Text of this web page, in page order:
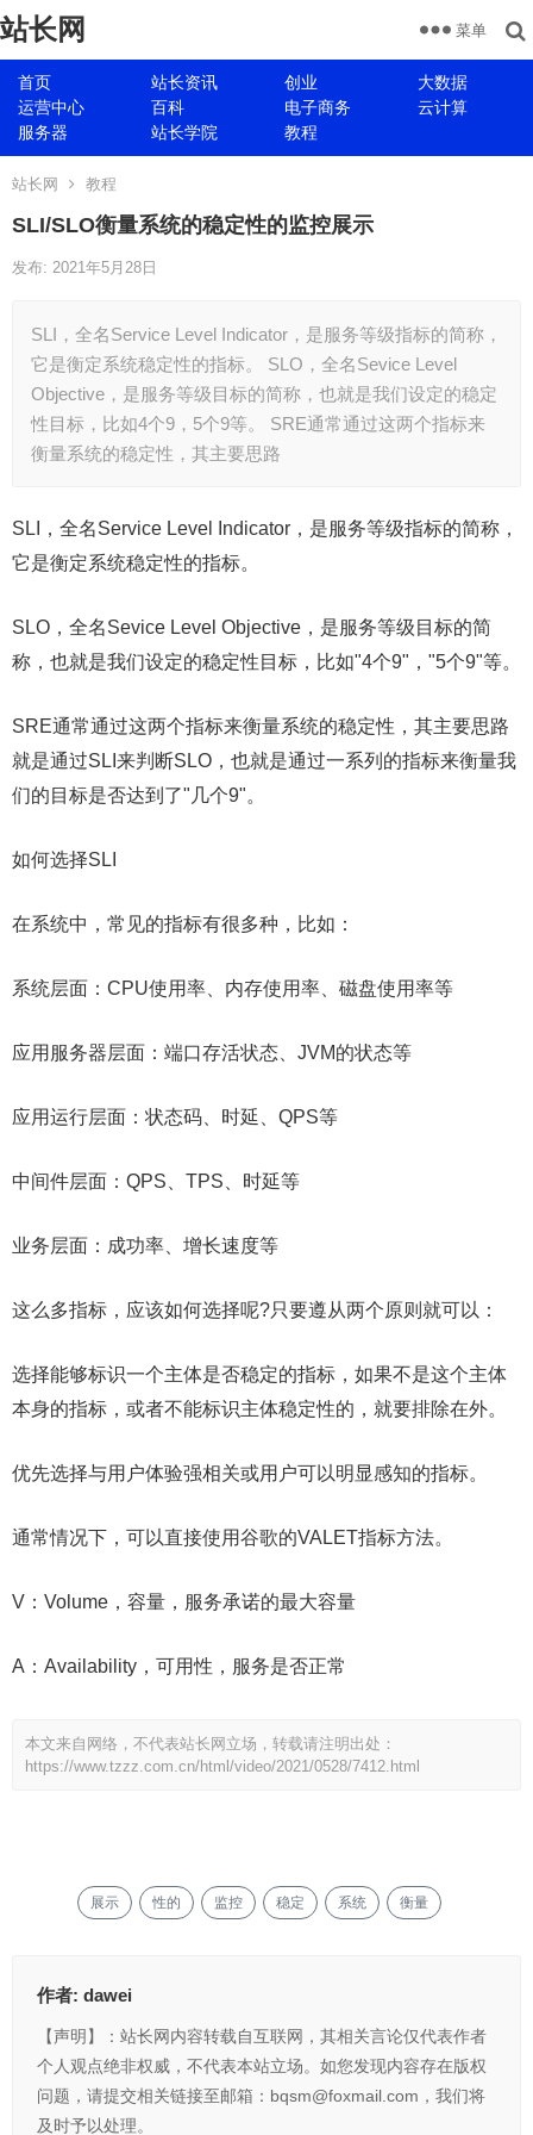
站长网
首页 站长资讯 创业
大数据
运营中心
百科 电子商务
云计算
服务器
站长学院 教程
菜单
站长网 教程
SLI/SLO衡量系统的稳定性的监控展示
发布: 2021年5月28日
SLI，全名Service Level Indicator，是服务等级指标的简称，
它是衡定系统稳定性的指标。 SLO，全名Sevice Level
Objective，是服务等级目标的简称，也就是我们设定的稳定
性目标，比如4个9，5个9等。 SRE通常通过这两个指标来
衡量系统的稳定性，其主要思路
SLI，全名Service Level Indicator，是服务等级指标的简称，
它是衡定系统稳定性的指标。
SLO，全名Sevice Level Objective，是服务等级目标的简
称，也就是我们设定的稳定性目标，比如"4个9"，"5个9"等。
SRE通常通过这两个指标来衡量系统的稳定性，其主要思路
就是通过SLI来判断SLO，也就是通过一系列的指标来衡量我
们的目标是否达到了"几个9"。
如何选择SLI
在系统中，常见的指标有很多种，比如：
系统层面：CPU使用率、内存使用率、磁盘使用率等
应用服务器层面：端口存活状态、JVM的状态等
应用运行层面：状态码、时延、QPS等
中间件层面：QPS、TPS、时延等
业务层面：成功率、增长速度等
这么多指标，应该如何选择呢?只要遵从两个原则就可以：
选择能够标识一个主体是否稳定的指标，如果不是这个主体
本身的指标，或者不能标识主体稳定性的，就要排除在外。
优先选择与用户体验强相关或用户可以明显感知的指标。
通常情况下，可以直接使用谷歌的VALET指标方法。
V：Volume，容量，服务承诺的最大容量
A：Availability，可用性，服务是否正常
本文来自网络，不代表站长网立场，转载请注明出处：
https://www.tzzz.com.cn/html/video/2021/0528/7412.html
展示 性的 监控 稳定 系统 衡量
作者: dawei
【声明】：站长网内容转载自互联网，其相关言论仅代表作者
个人观点绝非权威，不代表本站立场。如您发现内容存在版权
问题，请提交相关链接至邮箱：bqsm@foxmail.com，我们将
及时予以处理。